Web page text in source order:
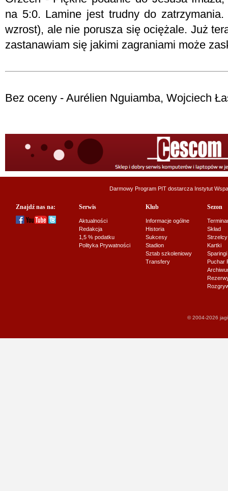
na 5:0. Lamine jest trudny do
wzrost), ale nie porusza się ociężale. Już
zastanawiam się jakimi zagraniami może
Bez oceny - Aurélien Nguiamba, Wojciech
Darmowy Program PIT dostarcza Instytut
Znajdź nas na: Serwis
Aktualności
Redakcja
1,5 % podatku
Polityka Prywatności
Klub
Informacje ogólne
Historia
Sukcesy
Stadion
Sztab szkoleniowy
Transfery
Sezon
Skład
Strzelcy
Kartki
Sparingi
Puchar
© 2004-2026